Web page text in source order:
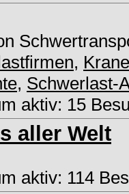
, Krane
, Schwerlast-
aktiv: 15
aller Welt
aktiv: 114